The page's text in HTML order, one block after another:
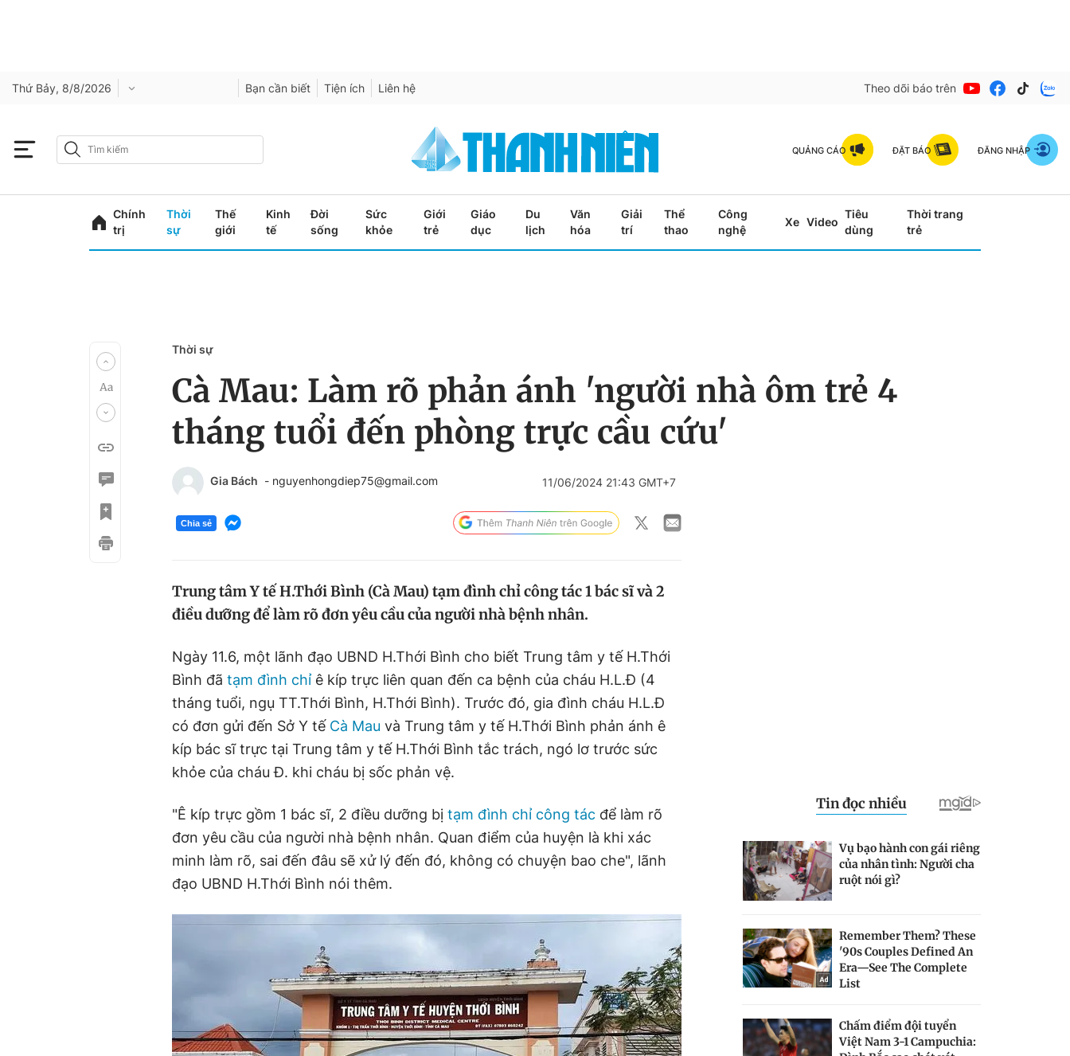
Thứ Bảy, 8/8/2026 Bạn cần biết Tiện ích Liên hệ Theo dõi báo trên
QUẢNG CÁO ĐẶT BÁO ĐĂNG NHẬP
Chính
trị
Thời
sự
Thế
giới
Kinh
tế
Đời
sống
Sức
khỏe
Giới
trẻ
Giáo
dục
Du
lịch
Văn
hóa
Giải
trí
Thể
thao
Công
nghệ
Xe Video
Tiêu
dùng
Thời trang
trẻ
Thời sự
Cà Mau: Làm rõ phản ánh 'người nhà ôm trẻ 4
tháng tuổi đến phòng trực cầu cứu'
Gia Bách - nguyenhongdiep75@gmail.com 11/06/2024 21:43 GMT+7
Chia sẻ
Trung tâm Y tế H.Thới Bình (Cà Mau) tạm đình chỉ công tác 1 bác sĩ và 2
điều dưỡng để làm rõ đơn yêu cầu của người nhà bệnh nhân.
Ngày 11.6, một lãnh đạo UBND H.Thới Bình cho biết Trung tâm y tế H.Thới
Bình đã tạm đình chỉ ê kíp trực liên quan đến ca bệnh của cháu H.L.Đ (4
tháng tuổi, ngụ TT.Thới Bình, H.Thới Bình). Trước đó, gia đình cháu H.L.Đ
có đơn gửi đến Sở Y tế Cà Mau và Trung tâm y tế H.Thới Bình phản ánh ê
kíp bác sĩ trực tại Trung tâm y tế H.Thới Bình tắc trách, ngó lơ trước sức
khỏe của cháu Đ. khi cháu bị sốc phản vệ.
"Ê kíp trực gồm 1 bác sĩ, 2 điều dưỡng bị tạm đình chỉ công tác để làm rõ
đơn yêu cầu của người nhà bệnh nhân. Quan điểm của huyện là khi xác
minh làm rõ, sai đến đâu sẽ xử lý đến đó, không có chuyện bao che", lãnh
đạo UBND H.Thới Bình nói thêm.